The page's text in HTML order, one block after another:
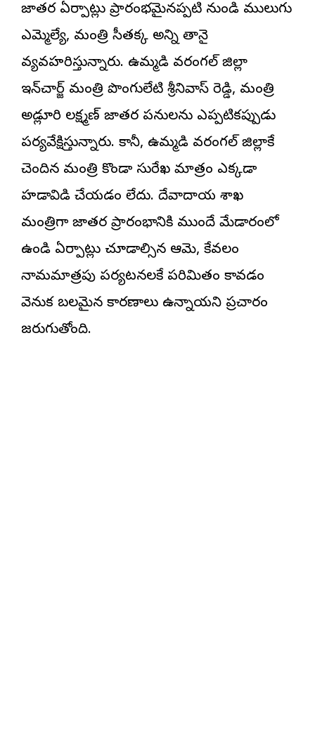
జాతర ఏర్పాట్లు ప్రారంభమైనప్పటి నుండి ములుగు
ఎమ్మెల్యే, మంత్రి సీతక్క అన్ని తానై
వ్యవహరిస్తున్నారు. ఉమ్మడి వరంగల్ జిల్లా
ఇన్‌చార్జ్ మంత్రి పొంగులేటి శ్రీనివాస్ రెడ్డి, మంత్రి
అడ్లూరి లక్ష్మణ్ జాతర పనులను ఎప్పటికప్పుడు
పర్యవేక్షిస్తున్నారు. కానీ, ఉమ్మడి వరంగల్ జిల్లాకే
చెందిన మంత్రి కొండా సురేఖ మాత్రం ఎక్కడా
హడావిడి చేయడం లేదు. దేవాదాయ శాఖ
మంత్రిగా జాతర ప్రారంభానికి ముందే మేడారంలో
ఉండి ఏర్పాట్లు చూడాల్సిన ఆమె, కేవలం
నామమాత్రపు పర్యటనలకే పరిమితం కావడం
వెనుక బలమైన కారణాలు ఉన్నాయని ప్రచారం
జరుగుతోంది.